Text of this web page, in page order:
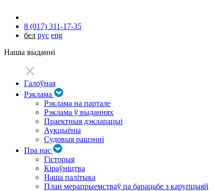
8 (017) 311-17-35
бел рус eng
Нашы выданні
Галоўная
Рэклама
Рэклама на партале
Рэклама ў выданнях
Праектныя дэкларацыі
Аукцыёны
Судовыя рашэнні
Пра нас
Гісторыя
Кіраўніцтва
Наша палітыка
План мерапрыемстваў па барацьбе з карупцыяй